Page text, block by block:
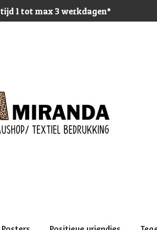
1 tot max 3 werkdagen*